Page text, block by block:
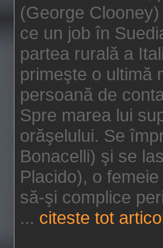
(George
ce un job în
partea rurală a
primeşte o ultimă
persoană de
Spre marea lui
orăşelului. Se
Bonacelli) şi se
Placido), o
să-şi complice
... citeste tot